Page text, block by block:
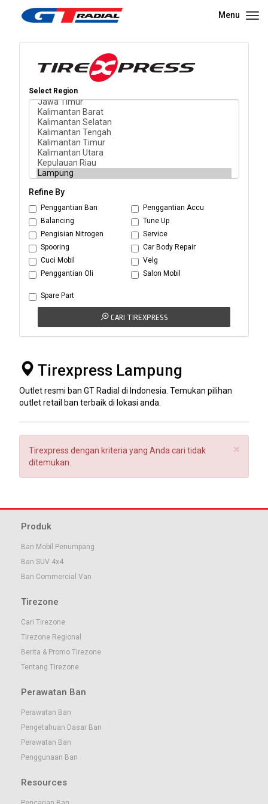
Menu
Select Region
Refine By
Penggantian Ban
Balancing
Pengisian Nitrogen
Spooring
Cuci Mobil
Penggantian Oli
Penggantian Accu
Tune Up
Service
Car Body Repair
Velg
Salon Mobil
Spare Part
CARI TIREXPRESS
Tirexpress Lampung
Outlet resmi ban GT Radial di Indonesia. Temukan pilihan
outlet retail ban terbaik di lokasi anda.
×
Tirexpress dengan kriteria yang Anda cari tidak
ditemukan.
Produk
Ban Mobil Penumpang
Ban SUV 4x4
Ban Commercial Van
Tirezone
Cari Tirezone
Tirezone Regional
Berita & Promo Tirezone
Tentang Tirezone
Perawatan Ban
Perawatan Ban
Pengetahuan Dasar Ban
Perawatan Ban
Penggunaan Ban
Resources